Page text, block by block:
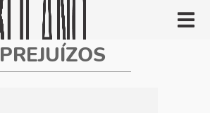
PREJUÍZOS